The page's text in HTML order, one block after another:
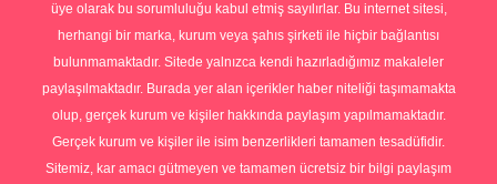
üye olarak bu sorumluluğu kabul etmiş sayılırlar. Bu internet sitesi,
herhangi bir marka, kurum veya şahıs şirketi ile hiçbir bağlantısı
bulunmamaktadır. Sitede yalnızca kendi hazırladığımız makaleler
paylaşılmaktadır. Burada yer alan içerikler haber niteliği taşımamakta
olup, gerçek kurum ve kişiler hakkında paylaşım yapılmamaktadır.
Gerçek kurum ve kişiler ile isim benzerlikleri tamamen tesadüfidir.
Sitemiz, kar amacı gütmeyen ve tamamen ücretsiz bir bilgi paylaşım